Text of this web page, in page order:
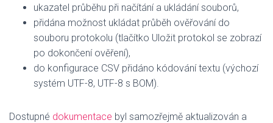
ukazatel průběhu při načítání a ukládání souborů,
přidána možnost ukládat průběh ověřování do
souboru protokolu (tlačítko Uložit protokol se zobrazí
po dokončení ověření),
do konfigurace CSV přidáno kódování textu (výchozí
systém UTF-8, UTF-8 s BOM).
Dostupné dokumentace byl samozřejmě aktualizován a